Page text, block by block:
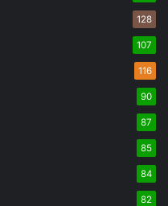
128
107
116
90
87
85
84
82